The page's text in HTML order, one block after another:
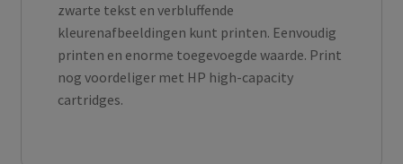
zwarte tekst en verbluffende
kleurenafbeeldingen kunt printen. Eenvoudig
printen en enorme toegevoegde waarde. Print
nog voordeliger met HP high-capacity
cartridges.